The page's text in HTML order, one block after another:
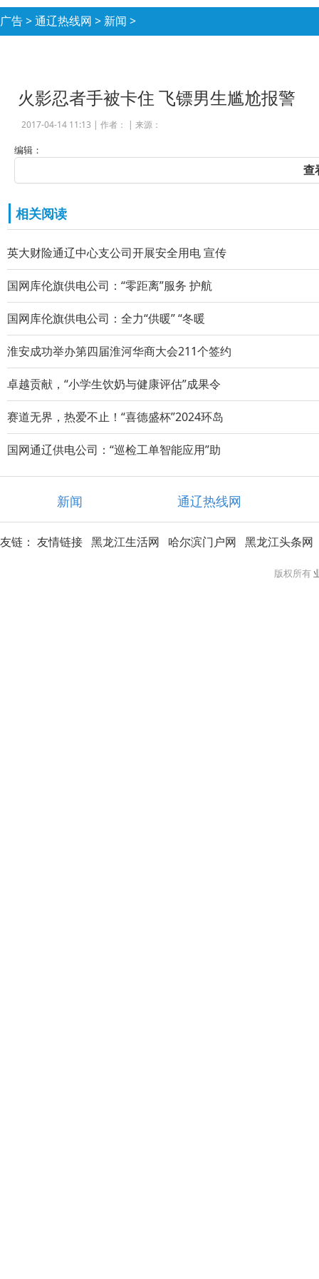
广告>通辽热线网 > 新闻 >
火影忍者手被卡住 飞镖男生尴尬报警
2017-04-14 11:13 | 作者： | 来源：
编辑：
查
相关阅读
英大财险通辽中心支公司开展安全用电 宣传
国网库伦旗供电公司：“零距离”服务 护航
国网库伦旗供电公司：全力“供暖” “冬暖
淮安成功举办第四届淮河华商大会211个签约
卓越贡献，“小学生饮奶与健康评估”成果令
赛道无界，热爱不止！“喜德盛杯”2024环岛
国网通辽供电公司：“巡检工单智能应用”助
新闻 通辽热线网
友链： 友情链接 黑龙江生活网 哈尔滨门户网 黑龙江头条网
版权所有